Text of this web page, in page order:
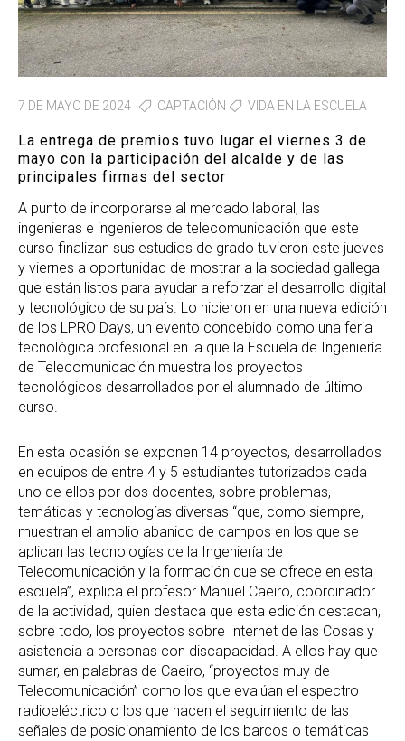
7 DE MAYO DE 2024 CAPTACIÓN VIDA EN LA ESCUELA
La entrega de premios tuvo lugar el viernes 3 de
mayo con la participación del alcalde y de las
principales firmas del sector
A punto de incorporarse al mercado laboral, las
ingenieras e ingenieros de telecomunicación que este
curso finalizan sus estudios de grado tuvieron este jueves
y viernes a oportunidad de mostrar a la sociedad gallega
que están listos para ayudar a reforzar el desarrollo digital
y tecnológico de su país. Lo hicieron en una nueva edición
de los LPRO Days, un evento concebido como una feria
tecnológica profesional en la que la Escuela de Ingeniería
de Telecomunicación muestra los proyectos
tecnológicos desarrollados por el alumnado de último
curso.
En esta ocasión se exponen 14 proyectos, desarrollados
en equipos de entre 4 y 5 estudiantes tutorizados cada
uno de ellos por dos docentes, sobre problemas,
temáticas y tecnologías diversas “que, como siempre,
muestran el amplio abanico de campos en los que se
aplican las tecnologías de la Ingeniería de
Telecomunicación y la formación que se ofrece en esta
escuela”, explica el profesor Manuel Caeiro, coordinador
de la actividad, quien destaca que esta edición destacan,
sobre todo, los proyectos sobre Internet de las Cosas y
asistencia a personas con discapacidad. A ellos hay que
sumar, en palabras de Caeiro, “proyectos muy de
Telecomunicación” como los que evalúan el espectro
radioeléctrico o los que hacen el seguimiento de las
señales de posicionamiento de los barcos o temáticas